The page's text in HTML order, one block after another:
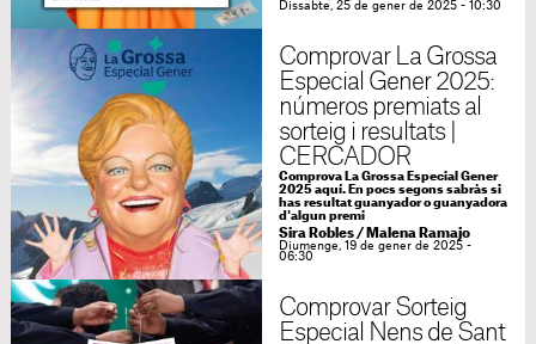
Dissabte, 25 de gener de 2025 - 10:30
Comprovar La Grossa
Especial Gener 2025:
números premiats al
sorteig i resultats |
CERCADOR
Comprova La Grossa Especial Gener
2025 aquí. En pocs segons sabràs si
has resultat guanyador o guanyadora
d'algun premi
Sira Robles/ Malena Ramajo
Diumenge, 19 de gener de 2025 -
06:30
Comprovar Sorteig
Especial Nens de Sant